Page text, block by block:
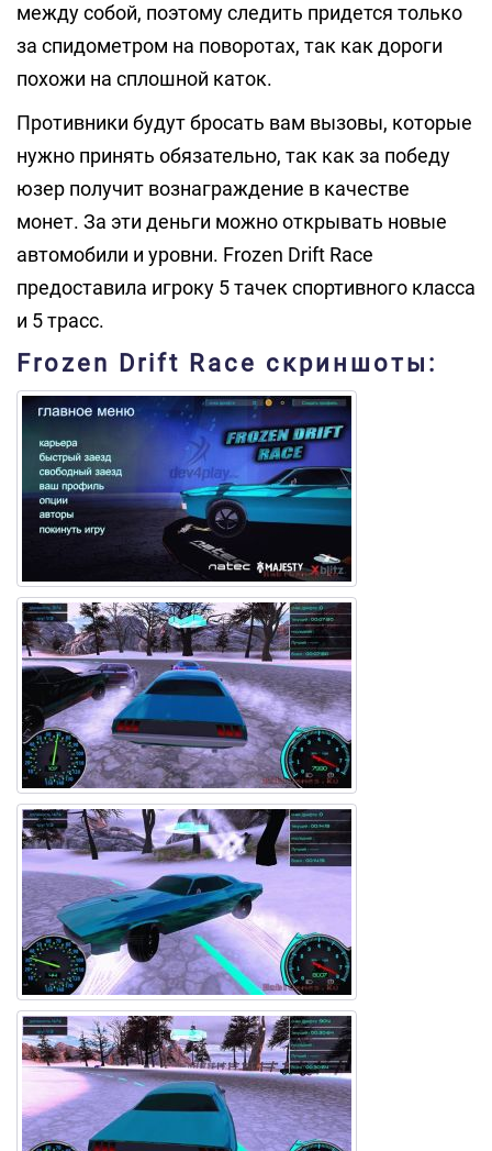
между собой, поэтому следить придется только
за спидометром на поворотах, так как дороги
похожи на сплошной каток.
Противники будут бросать вам вызовы, которые
нужно принять обязательно, так как за победу
юзер получит вознаграждение в качестве
монет. За эти деньги можно открывать новые
автомобили и уровни. Frozen Drift Race
предоставила игроку 5 тачек спортивного класса
и 5 трасс.
Frozen Drift Race скриншоты: